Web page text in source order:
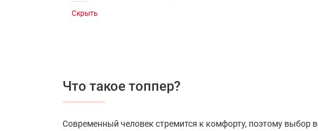
Скрыть
Что такое топпер?
Современный человек стремится к комфорту, поэтому выбор